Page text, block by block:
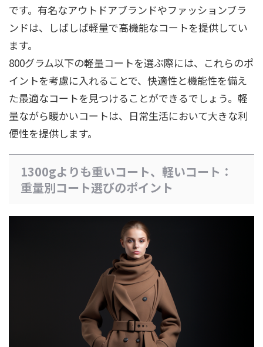
です。有名なアウトドアブランドやファッションブラ
ンドは、しばしば軽量で高機能なコートを提供してい
ます。
800グラム以下の軽量コートを選ぶ際には、これらのポ
イントを考慮に入れることで、快適性と機能性を備え
た最適なコートを見つけることができるでしょう。軽
量ながら暖かいコートは、日常生活において大きな利
便性を提供します。
1300gよりも重いコート、軽いコート：
重量別コート選びのポイント